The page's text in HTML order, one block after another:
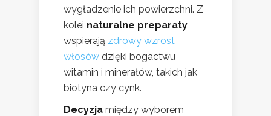
wygładzenie ich powierzchni. Z
kolei naturalne preparaty
wspierają zdrowy wzrost
włosów dzięki bogactwu
witamin i minerałów, takich jak
biotyna czy cynk.
Decyzja między wyborem